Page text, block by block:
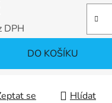
DPH
DO KOŠÍKU
se
Hlídat